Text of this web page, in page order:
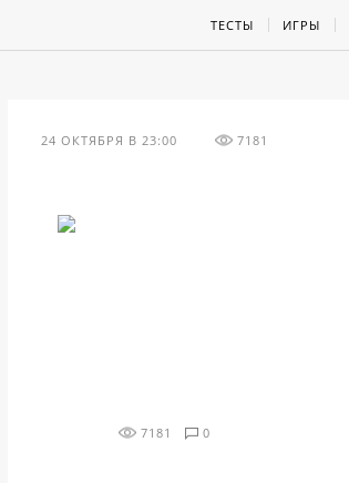
ТЕСТЫ ИГРЫ
24 ОКТЯБРЯ В 23:00 7181
7181 0